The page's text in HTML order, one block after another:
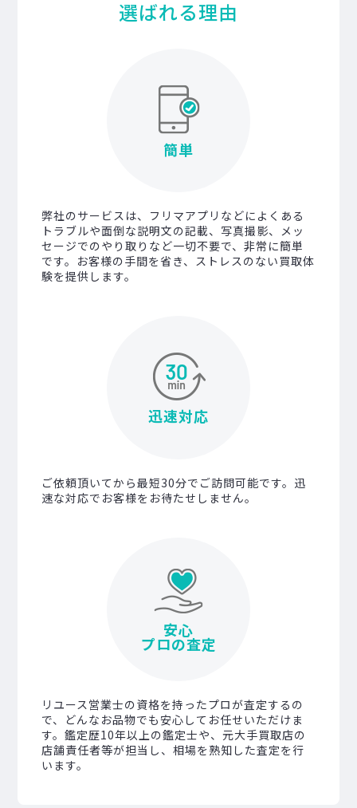
選ばれる理由
簡単
弊社のサービスは、フリマアプリなどによくある
トラブルや面倒な説明文の記載、写真撮影、メッ
セージでのやり取りなど一切不要で、非常に簡単
です。お客様の手間を省き、ストレスのない買取体
験を提供します。
迅速対応
ご依頼頂いてから最短30分でご訪問可能です。迅
速な対応でお客様をお待たせしません。
安心
プロの査定
リユース営業士の資格を持ったプロが査定するの
で、どんなお品物でも安心してお任せいただけま
す。鑑定歴10年以上の鑑定士や、元大手買取店の
店舗責任者等が担当し、相場を熟知した査定を行
います。